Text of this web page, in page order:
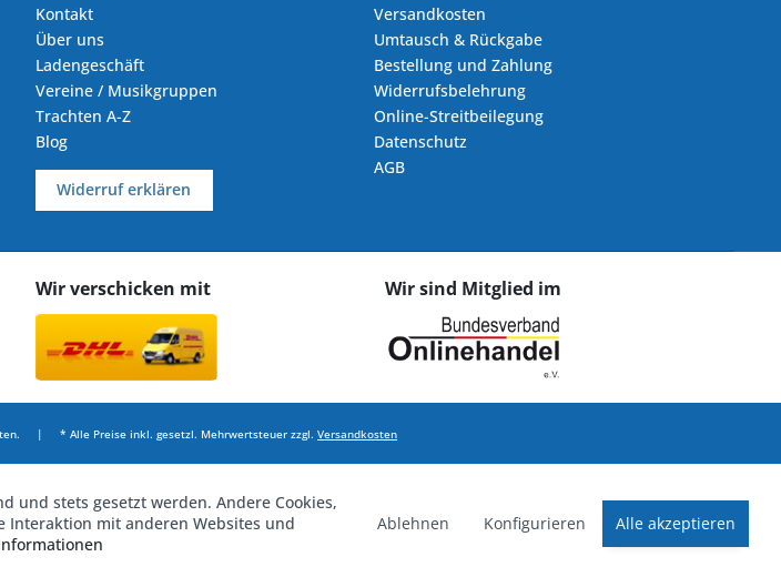
Kontakt
Über uns
Ladengeschäft
Vereine / Musikgruppen
Trachten A-Z
Blog
Widerruf erklären
Versandkosten
Umtausch & Rückgabe
Bestellung und Zahlung
Widerrufsbelehrung
Online-Streitbeilegung
Datenschutz
AGB
Wir verschicken mit Wir sind Mitglied im
| * Alle Preise inkl. gesetzl. Mehrwertsteuer zzgl. Versandkosten
und stets gesetzt werden. Andere Cookies,
Interaktion mit anderen Websites und
Ablehnen Konfigurieren Alle akzeptieren